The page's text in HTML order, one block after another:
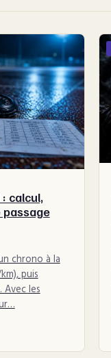
calcul,
chrono à la
puis
Avec les